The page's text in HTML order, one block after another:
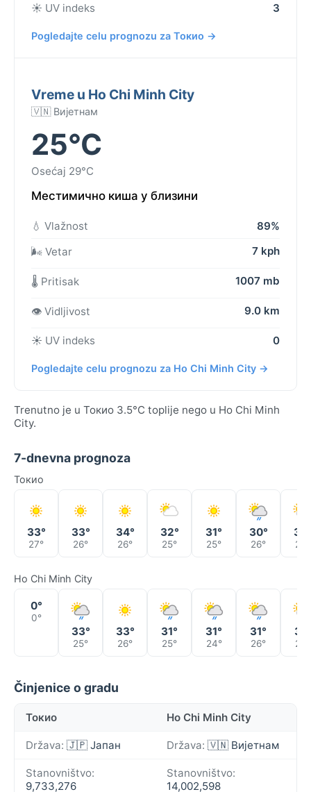
☀️ UV indeks 3
Pogledajte celu prognozu za Токио →
Vreme u Ho Chi Minh City
🇻🇳 Вијетнам
25°C
Osećaj 29°C
Местимично киша у близини
💧 Vlažnost
89%
🌬️ Vetar
7 kph
🌡️ Pritisak 1007 mb
👁️ Vidljivost 9.0 km
☀️ UV indeks 0
Pogledajte celu prognozu za Ho Chi Minh City →
Trenutno je u Токио 3.5°C toplije nego u Ho Chi Minh
City.
7-dnevna prognoza
Токио
33°
27°
33°
26°
34°
26°
32°
25°
31°
25°
30°
26° 24°
Ho Chi Minh City
0°
0°
33°
25°
33°
26°
31°
25°
31°
24°
31°
26°
31°
26°
Činjenice o gradu
Токио Ho Chi Minh City
Država: 🇯🇵 Јапан Država: 🇻🇳 Вијетнам
Stanovništvo:
9,733,276
Stanovništvo:
14,002,598